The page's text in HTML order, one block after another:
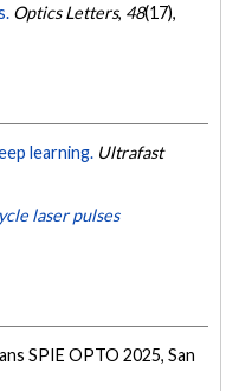
Optics Letters, 48(17),
learning. Ultrafast
laser pulses
SPIE OPTO 2025, San